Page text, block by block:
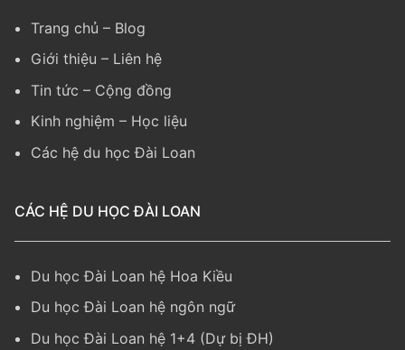
Trang chủ – Blog
Giới thiệu – Liên hệ
Tin tức – Cộng đồng
Kinh nghiệm – Học liệu
Các hệ du học Đài Loan
CÁC HỆ DU HỌC ĐÀI LOAN
Du học Đài Loan hệ Hoa Kiều
Du học Đài Loan hệ ngôn ngữ
Du học Đài Loan hệ 1+4 (Dự bị ĐH)